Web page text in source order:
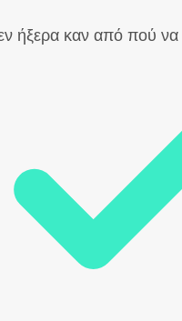
ήξερα καν από πού να